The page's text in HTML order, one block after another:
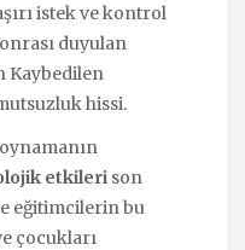
istek ve kontrol
duyulan
Kaybedilen
hissi.
etkileri son
eğitimcilerin bu
çocukları